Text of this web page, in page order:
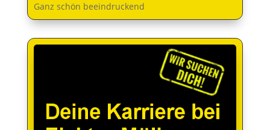
Ganz schön beeindruckend